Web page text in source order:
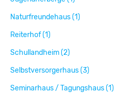
Naturfreundehaus (1)
Reiterhof (1)
Schullandheim (2)
Selbstversorgerhaus (3)
Seminarhaus / Tagungshaus (1)